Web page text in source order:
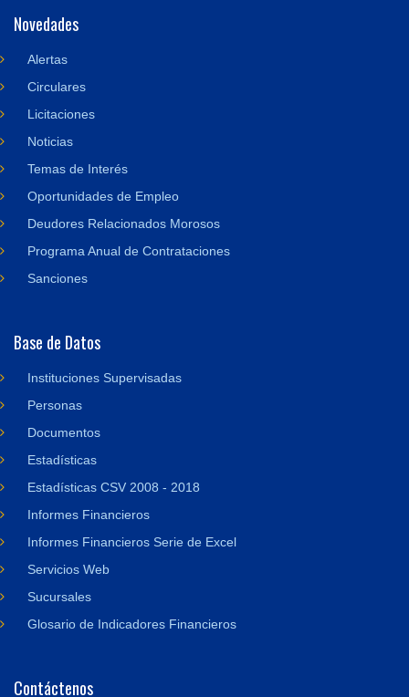
Novedades
Alertas
Circulares
Licitaciones
Noticias
Temas de Interés
Oportunidades de Empleo
Deudores Relacionados Morosos
Programa Anual de Contrataciones
Sanciones
Base de Datos
Instituciones Supervisadas
Personas
Documentos
Estadísticas
Estadísticas CSV 2008 - 2018
Informes Financieros
Informes Financieros Serie de Excel
Servicios Web
Sucursales
Glosario de Indicadores Financieros
Contáctenos